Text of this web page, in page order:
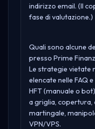
indirizzo email. (Il
fase di valutazione.)
Quali sono alcune
presso Prime
Le strategie vietate
elencate nelle FAQ
HFT (manuale o
a griglia, copertura,
martingale,
VPN/VPS.